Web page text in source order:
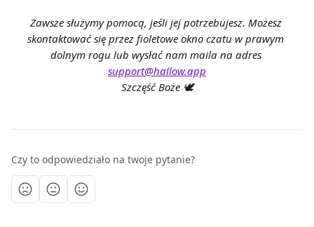
Zawsze służymy pomocą, jeśli jej potrzebujesz. Możesz
skontaktować się przez fioletowe okno czatu w prawym
dolnym rogu lub wysłać nam maila na adres
support@hallow.app
Szczęść Boże 🕊️
Czy to odpowiedziało na twoje pytanie?